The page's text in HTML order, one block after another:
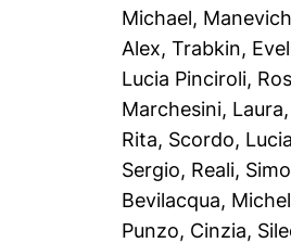
Michael,
Alex,Trabkin,
Lucia Pinciroli,
Marchesini, Laura
Rita, Scordo, Lucia
Sergio, Reali,
Bevilacqua,
Punzo, Cinzia,